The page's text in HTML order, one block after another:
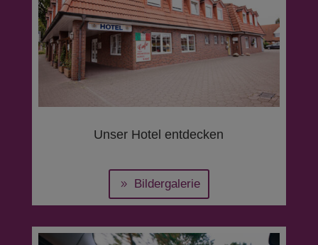
Unser Hotel entdecken
Bildergalerie